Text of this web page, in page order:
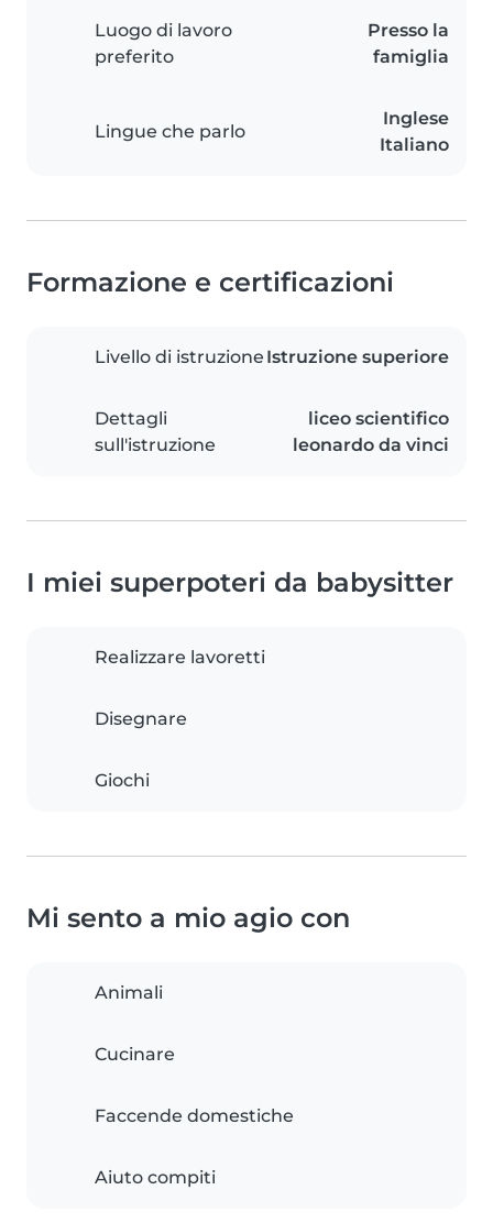
Luogo di lavoro
preferito
Presso la
famiglia
Lingue che parlo
Inglese
Italiano
Formazione e certificazioni
Livello di istruzione Istruzione superiore
Dettagli
sull'istruzione
liceo scientifico
leonardo da vinci
I miei superpoteri da babysitter
Realizzare lavoretti
Disegnare
Giochi
Mi sento a mio agio con
Animali
Cucinare
Faccende domestiche
Aiuto compiti